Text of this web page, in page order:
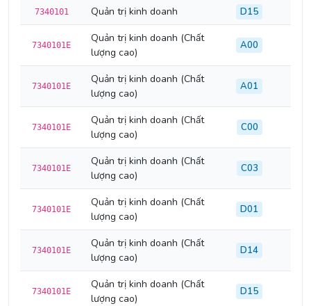
7340101 Quản trị kinh doanh D15
7340101E
Quản trị kinh doanh (Chất
lượng cao)
A00
7340101E
Quản trị kinh doanh (Chất
lượng cao)
A01
7340101E
Quản trị kinh doanh (Chất
lượng cao)
C00
7340101E
Quản trị kinh doanh (Chất
lượng cao)
C03
7340101E
Quản trị kinh doanh (Chất
lượng cao)
D01
7340101E
Quản trị kinh doanh (Chất
lượng cao)
D14
7340101E
Quản trị kinh doanh (Chất
lượng cao)
D15